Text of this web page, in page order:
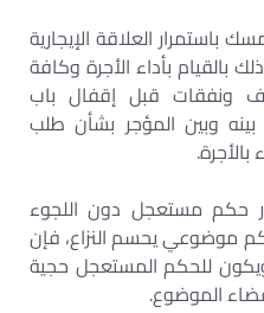
باستمرار العلاقة الإيجارية
بالقيام بأداء الأجرة وكافة
ونفقات قبل إقفال باب
وبين المؤجر بشأن طلب
حكم مستعجل دون اللجوء
موضوعي يحسم النزاع، فإن
للحكم المستعجل حجية
الموضوع.